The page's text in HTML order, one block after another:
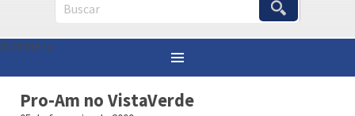
Buscar
Abrir menu
Você está aqui: Notícias
Pro-Am no VistaVerde